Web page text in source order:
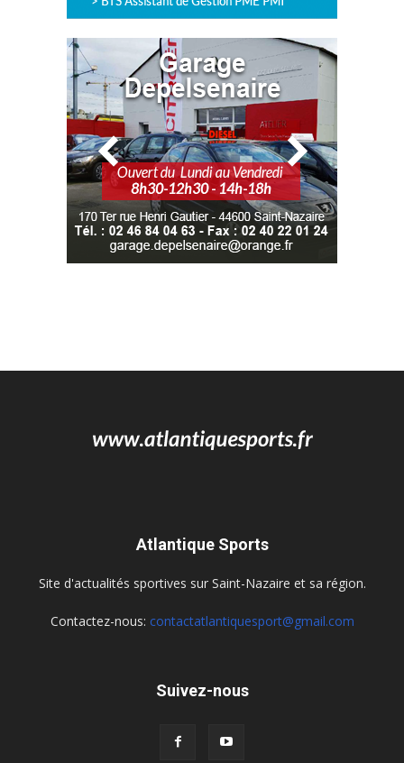
Atlantique Sports
Site d'actualités sportives sur Saint-Nazaire et sa région.
Contactez-nous: contactatlantiquesport@gmail.com
Suivez-nous